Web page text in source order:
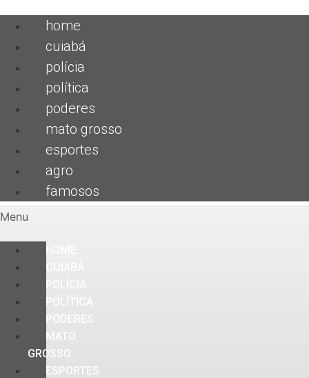
home
cuiabá
polícia
política
poderes
mato grosso
esportes
agro
famosos
Menu
PODERES
MATO
GROSSO
ESPORTES